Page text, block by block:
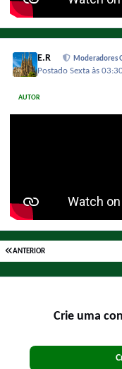
E.R Moderadores
PostadoSexta às
AUTOR
ANTERIOR
Crie uma